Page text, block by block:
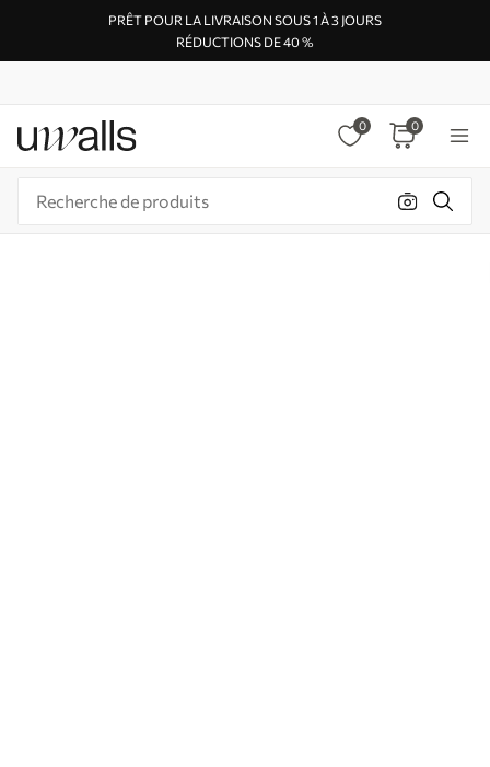
PRÊT POUR LA LIVRAISON SOUS 1 À 3 JOURS
RÉDUCTIONS DE 40 %
0 0